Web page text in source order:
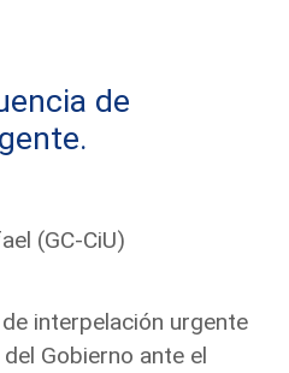
de
(GC-CiU)
interpelación urgente
Gobierno ante el